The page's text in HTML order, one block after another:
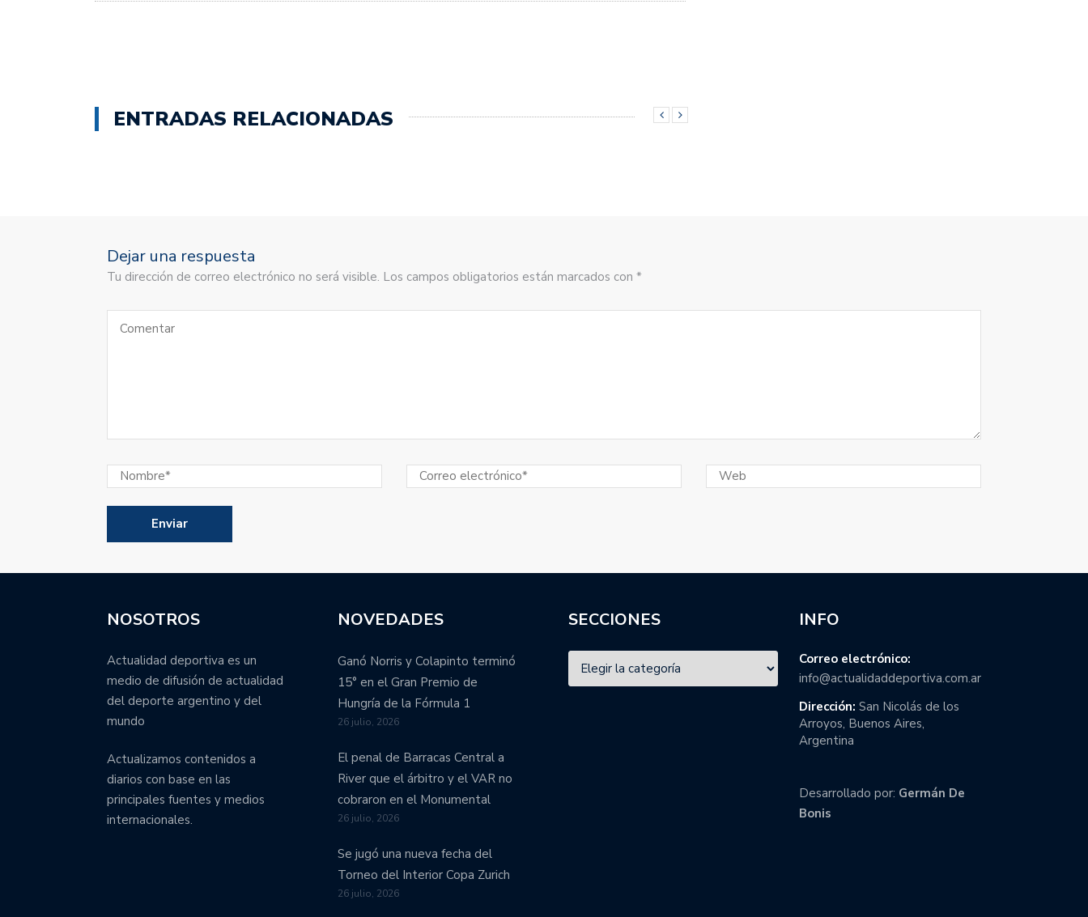
ENTRADAS RELACIONADAS
Dejar una respuesta
Tu dirección de correo electrónico no será visible. Los campos obligatorios están marcados con *
NOSOTROS
Actualidad deportiva es un
medio de difusión de actualidad
del deporte argentino y del
mundo
Actualizamos contenidos a
diarios con base en las
principales fuentes y medios
internacionales.
NOVEDADES
Ganó Norris y Colapinto terminó
15° en el Gran Premio de
Hungría de la Fórmula 1
26 julio, 2026
El penal de Barracas Central a
River que el árbitro y el VAR no
cobraron en el Monumental
26 julio, 2026
Se jugó una nueva fecha del
Torneo del Interior Copa Zurich
26 julio, 2026
SECCIONES INFO
Correo electrónico:
info@actualidaddeportiva.com.ar
Dirección: San Nicolás de los
Arroyos, Buenos Aires,
Argentina
Desarrollado por: Germán De
Bonis